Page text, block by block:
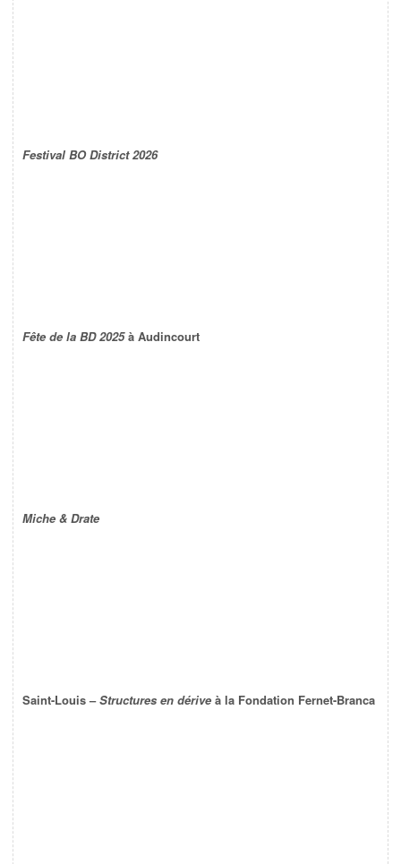
Festival BO District 2026
Fête de la BD 2025à Audincourt
Miche & Drate
Saint-Louis –Structures en dérive à la Fondation Fernet-Branca